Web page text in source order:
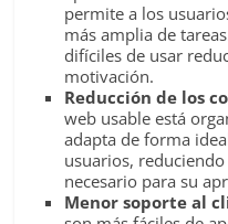
Marketing
Magazine
Publicidad,
Mercadeo
permite a los
más amplia de
difíciles de usar
motivación.
Reducción de los
web usable está
adapta de forma
usuarios,
necesario para su
Menor soporte al